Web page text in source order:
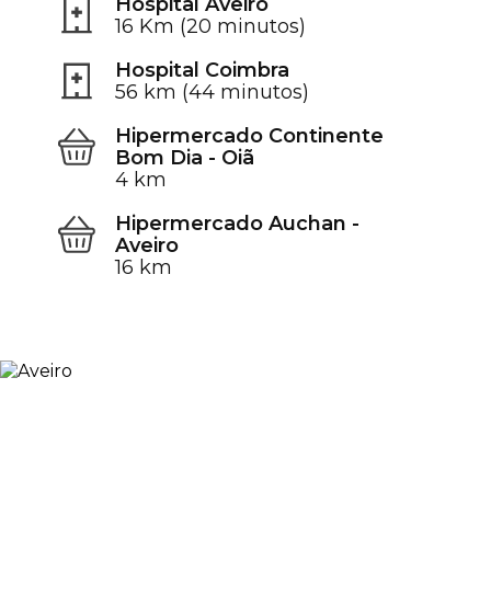
Hospital Aveiro
16 Km (20 minutos)
Hospital Coimbra
56 km (44 minutos)
Hipermercado Continente
Bom Dia - Oiã
4 km
Hipermercado Auchan -
Aveiro
16 km